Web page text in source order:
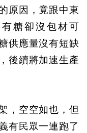
原因，竟跟中東
糖卻沒包材可
供應量沒有短缺
後續將加速生產
，空空如也，但
有民眾一連跑了